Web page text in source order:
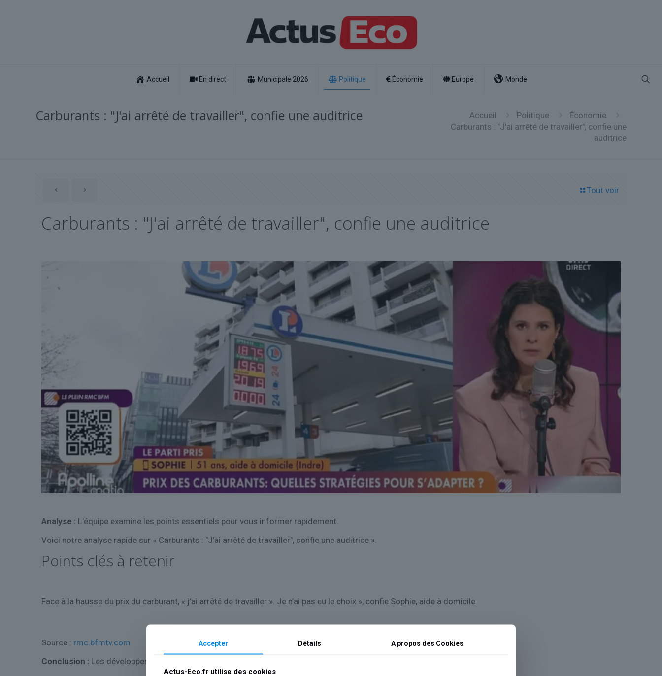
Accueil En direct Municipale 2026 Politique Économie Europe Monde
Carburants : "J'ai arrêté de travailler", confie une auditrice Accueil Politique
Économie
Carburants : "J'ai arrêté de travailler", confie une
auditrice
Tout voir
Carburants : "J'ai arrêté de travailler", confie une auditrice
Analyse : L'équipe examine les points essentiels pour vous informer rapidement.
Voici notre analyse rapide sur « Carburants : "J'ai arrêté de travailler", confie une auditrice ».
Points clés à retenir
Face à la hausse du prix du carburant, « j’ai arrêté de travailler ». Je n’ai pas eu le choix », confie Sophie, aide à domicile
Source : rmc.bfmtv.com
Conclusion : Les développements à venir permettront de compléter notre point de vue.
Accepter Détails A propos des Cookies
Actus-Eco.fr utilise des cookies